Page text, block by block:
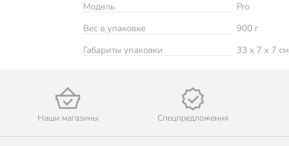
Модель
Pro
Вес в упаковке
900 г
Габариты упаковки
33 x 7 x 7 см
Наши магазины Спецпредложения